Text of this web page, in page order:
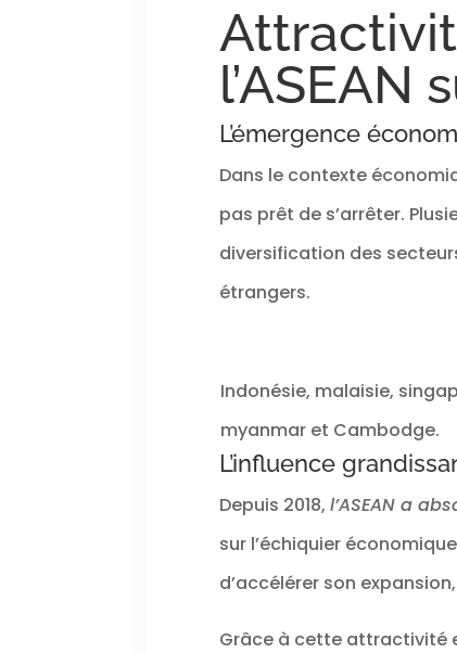
l’ASEAN
L’émergence
Dans le contexte
pas prêt de s’arrêter.
diversification des
étrangers.
Indonésie, malaisie,
myanmar et Cambodge.
L’influence
Depuis 2018, l’ASEAN a
sur l’échiquier
d’accélérer son
Grâce à cette attractivité